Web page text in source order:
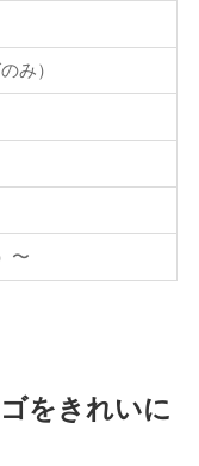
み）
〜
をきれいに